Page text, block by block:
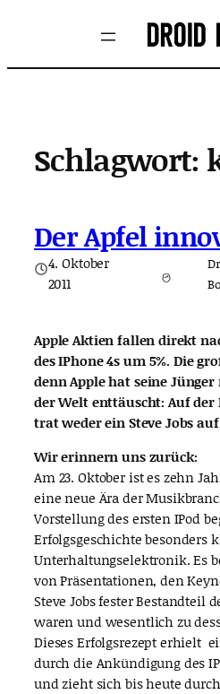
springen
Schlagwort:
Der Apfel
4. Oktober
2011
Apple Aktien fallen direkt
des IPhone 4s um 5%. Die
denn Apple hat seine Jünger
der Welt enttäuscht: Auf
trat weder ein Steve Jobs
Wir erinnern uns zurück:
Am 23. Oktober ist es zehn
eine neue Ära der
Vorstellung des ersten IPod
Erfolgsgeschichte besonders
Unterhaltungselektronik. Es
von Präsentationen, den
Steve Jobs fester Bestandteil
waren und wesentlich zu
Dieses Erfolgsrezept erhielt
durch die Ankündigung des
und zieht sich bis heute